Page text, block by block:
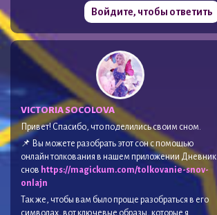
Войдите, чтобы ответить
VICTORIA SOCOLOVA
Привет! Спасибо, что поделились своим сном.
📌 Вы можете разобрать этот сон с помощью
онлайн толкования в нашем приложении Дневник
снов https://magickum.com/tolkovanie-snov-
onlajn
Так же, чтобы вам было проще разобраться в его
символах, вот ключевые образы, которые я